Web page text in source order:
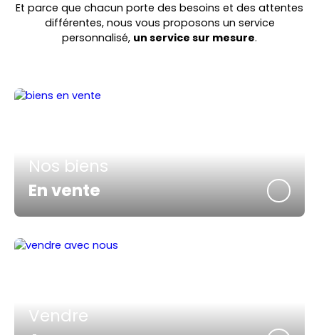
Et parce que chacun porte des besoins et des attentes
différentes, nous vous proposons un service
personnalisé, un service sur mesure.
Nos biens
En vente
Vendre